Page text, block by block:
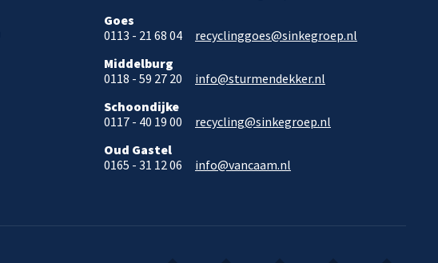
Goes
0113 - 21 68 04
recyclinggoes@sinkegroep.nl
Middelburg
0118 - 59 27 20
info@sturmendekker.nl
Schoondijke
0117 - 40 19 00
recycling@sinkegroep.nl
Oud Gastel
0165 - 31 12 06
info@vancaam.nl